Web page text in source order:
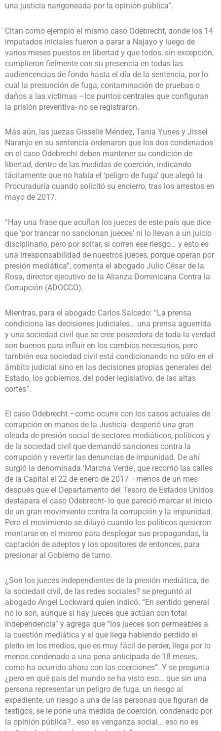
una justicia narigoneada por la opinión pública”.
Citan como ejemplo el mismo caso Odebrecht, donde los 14
imputados iniciales fueron a parar a Najayo y luego de
varios meses puestos en libertad y que todos, sin excepción,
cumplieron fielmente con su presencia en todas las
audiencencias de fondo hasta el día de la sentencia, por lo
cual la presunción de fuga, contaminación de pruebas o
daños a las víctimas –los puntos centrales que configuran
la prisión preventiva- no se registraron.
Más aún, las juezas Gisselle Méndez, Tania Yunes y Jissel
Naranjo en su sentencia ordenaron que los dos condenados
en el caso Odebrecht deben mantener su condición de
libertad, dentro de las medidas de coerción, indicando
tácitamente que no había el ‘peligro de fuga’ que alegó la
Procuraduría cuando solicitó su encierro, tras los arrestos en
mayo de 2017.
“Hay una frase que acuñan los jueces de este país que dice
que ‘por trancar no sancionan jueces’ ni lo llevan a un juicio
disciplinario, pero por soltar, si corren ese riesgo… y esto es
una irresponsabilidad de nuestros jueces, porque operan por
presión mediática”, comenta el abogado Julio César de la
Rosa, director ejecutivo de la Alianza Dominicana Contra la
Corrupción (ADOCCO).
Mientras, para el abogado Carlos Salcedo: “La prensa
condiciona las decisiones judiciales… una prensa aguerrida
y una sociedad civil que se cree poseedora de toda la verdad
son buenos para influir en los cambios necesarios, pero
también esa sociedad civil está condicionando no sólo en el
ámbito judicial sino en las decisiones propias generales del
Estado, los gobiernos, del poder legislativo, de las altas
cortes”.
El caso Odebrecht –como ocurre con los casos actuales de
corrupción en manos de la Justicia- despertó una gran
oleada de presión social de sectores mediáticos, políticos y
de la sociedad civil que demandó sanciones contra la
corrupción y revertir las denuncias de impunidad. De ahí
surgió la denominada ‘Marcha Verde’, que recorrió las calles
de la Capital el 22 de enero de 2017 –menos de un mes
después que el Departamento del Tesoro de Estados Unidos
destapara el caso Odebrecht- lo que pareció marcar el inicio
de un gran movimiento contra la corrupción y la impunidad.
Pero el movimiento se diluyó cuando los políticos quisieron
montarse en el mismo para desplegar sus propagandas, la
captación de adeptos y los opositores de entonces, para
presionar al Gobierno de turno.
¿Son los jueces independientes de la presión mediática, de
la sociedad civil, de las redes sociales? se preguntó al
abogado Angel Lockward quien indicó: “En sentido general
no lo son, aunque sí hay jueces que actúan con total
independencia” y agrega que “los jueces son permeables a
la cuestión mediática y el que llega habiendo perdido el
pleito en los medios, que es muy fácil de perder, llega por lo
menos condenado a una pena anticipada de 18 meses,
como ha ocurrido ahora con las coerciones”. Y se pregunta
¿pero en qué país del mundo se ha visto eso… que sin una
persona representar un peligro de fuga, un riesgo al
expediente, un riesgo a una de las personas que figuran de
testigos, se le pone una medida de coerción, condenado por
la opinión pública?.. eso es venganza social… eso no es